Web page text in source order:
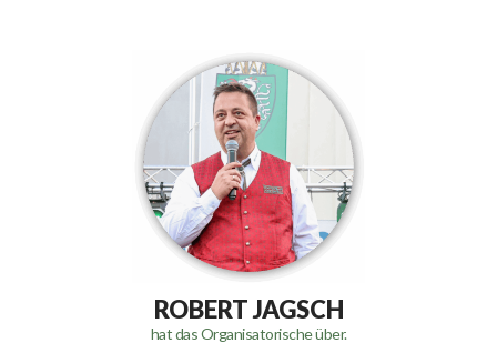
ROBERT JAGSCH
hat das Organisatorische über.